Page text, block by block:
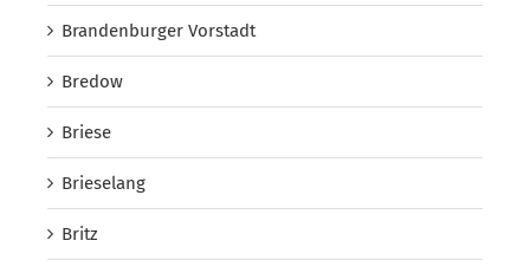
Brandenburger Vorstadt
Bredow
Briese
Brieselang
Britz